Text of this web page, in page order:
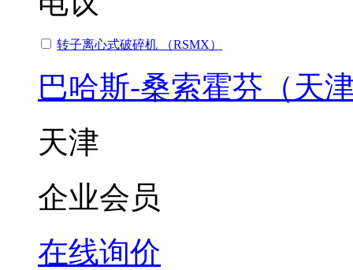
转子离心式破碎机 （RSMX）
巴哈斯-桑索霍芬（天
天津
企业会员
在线询价